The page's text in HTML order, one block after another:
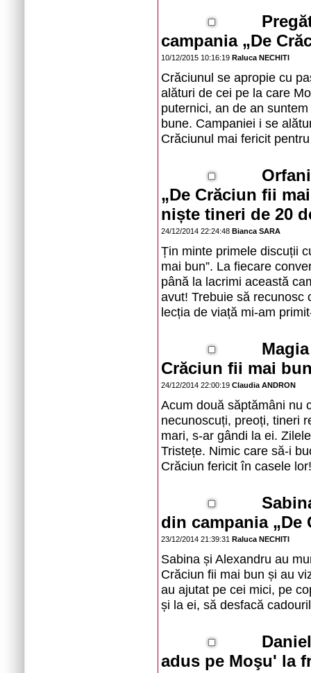
campania „De
10/12/2015 10:16:19 Raluca NECHITI
Crăciunul se apropie cu
alături de cei pe la care
puternici, an de an
bune. Campaniei i se
Crăciunul mai fericit
„De Crăciun fii
niște tineri de 20
24/12/2014 22:24:48 Bianca SARA
Țin minte primele discuții
mai bun”. La fiecare
până la lacrimi această
avut! Trebuie să recunosc
lecția de viață mi-am
Crăciun fii mai
24/12/2014 22:00:19 Claudia ANDRON
Acum două săptămâni nu
necunoscuți, preoți, tineri
mari, s-ar gândi la ei.
Tristețe. Nimic care să-i
Crăciun fericit în casele
din campania
23/12/2014 21:39:31 Raluca NECHITI
Sabina și Alexandru au
Crăciun fii mai bun și au
au ajutat pe cei mici, pe
și la ei, să desfacă
adus pe Moşu' la